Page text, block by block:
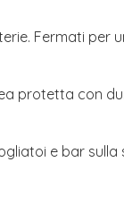
Fermati per
protetta con
e bar